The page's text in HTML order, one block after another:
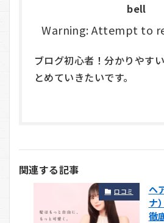
bell
Warning: Attempt to
ブログ初心者！分かりやす
とめていきたいです。
関連する記事
口コミ
ヘ
ナ
徹